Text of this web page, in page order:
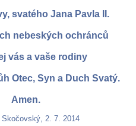
svatého Jana Pavla II.
nebeských ochránců
vás a vaše rodiny
Otec, Syn a Duch Svatý.
Amen.
Skočovský, 2. 7. 2014